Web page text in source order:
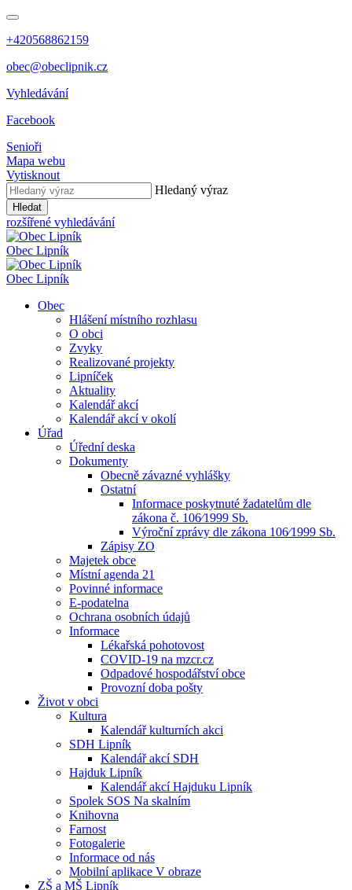
+420568862159
obec@obeclipnik.cz
Vyhledávání
Facebook
Senioři
Mapa webu
Vytisknout
Hledaný výraz
Hledat
rozšířené vyhledávání
Obec Lipník
Obec Lipník
Obec
Hlášení místního rozhlasu
O obci
Zvyky
Realizované projekty
Lipníček
Aktuality
Kalendář akcí
Kalendář akcí v okolí
Úřad
Úřední deska
Dokumenty
Obecně závazné vyhlášky
Ostatní
Informace poskytnuté žadatelům dle
zákona č. 106⁄1999 Sb.
Výroční zprávy dle zákona 106⁄1999 Sb.
Zápisy ZO
Majetek obce
Místní agenda 21
Povinné informace
E-podatelna
Ochrana osobních údajů
Informace
Lékařská pohotovost
COVID-19 na mzcr.cz
Odpadové hospodářství obce
Provozní doba pošty
Život v obci
Kultura
Kalendář kulturních akci
SDH Lipník
Kalendář akcí SDH
Hajduk Lipník
Kalendář akcí Hajduku Lipník
Spolek SOS Na skalním
Knihovna
Farnost
Fotogalerie
Informace od nás
Mobilní aplikace V obraze
ZŠ a MŠ Lipník